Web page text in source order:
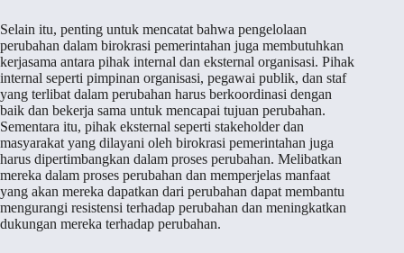
Selain itu, penting untuk mencatat bahwa pengelolaan
perubahan dalam birokrasi pemerintahan juga membutuhkan
kerjasama antara pihak internal dan eksternal organisasi. Pihak
internal seperti pimpinan organisasi, pegawai publik, dan staf
yang terlibat dalam perubahan harus berkoordinasi dengan
baik dan bekerja sama untuk mencapai tujuan perubahan.
Sementara itu, pihak eksternal seperti stakeholder dan
masyarakat yang dilayani oleh birokrasi pemerintahan juga
harus dipertimbangkan dalam proses perubahan. Melibatkan
mereka dalam proses perubahan dan memperjelas manfaat
yang akan mereka dapatkan dari perubahan dapat membantu
mengurangi resistensi terhadap perubahan dan meningkatkan
dukungan mereka terhadap perubahan.